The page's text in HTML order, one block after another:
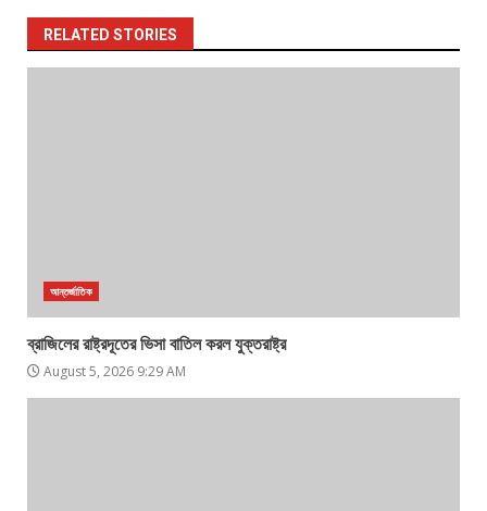
RELATED STORIES
আন্তর্জাতিক
ব্রাজিলের রাষ্ট্রদূতের ভিসা বাতিল করল যুক্তরাষ্ট্র
August 5, 2026 9:29 AM